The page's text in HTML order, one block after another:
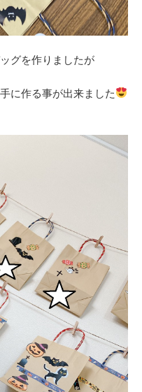
グを作りましたが
に作る事が出来ました